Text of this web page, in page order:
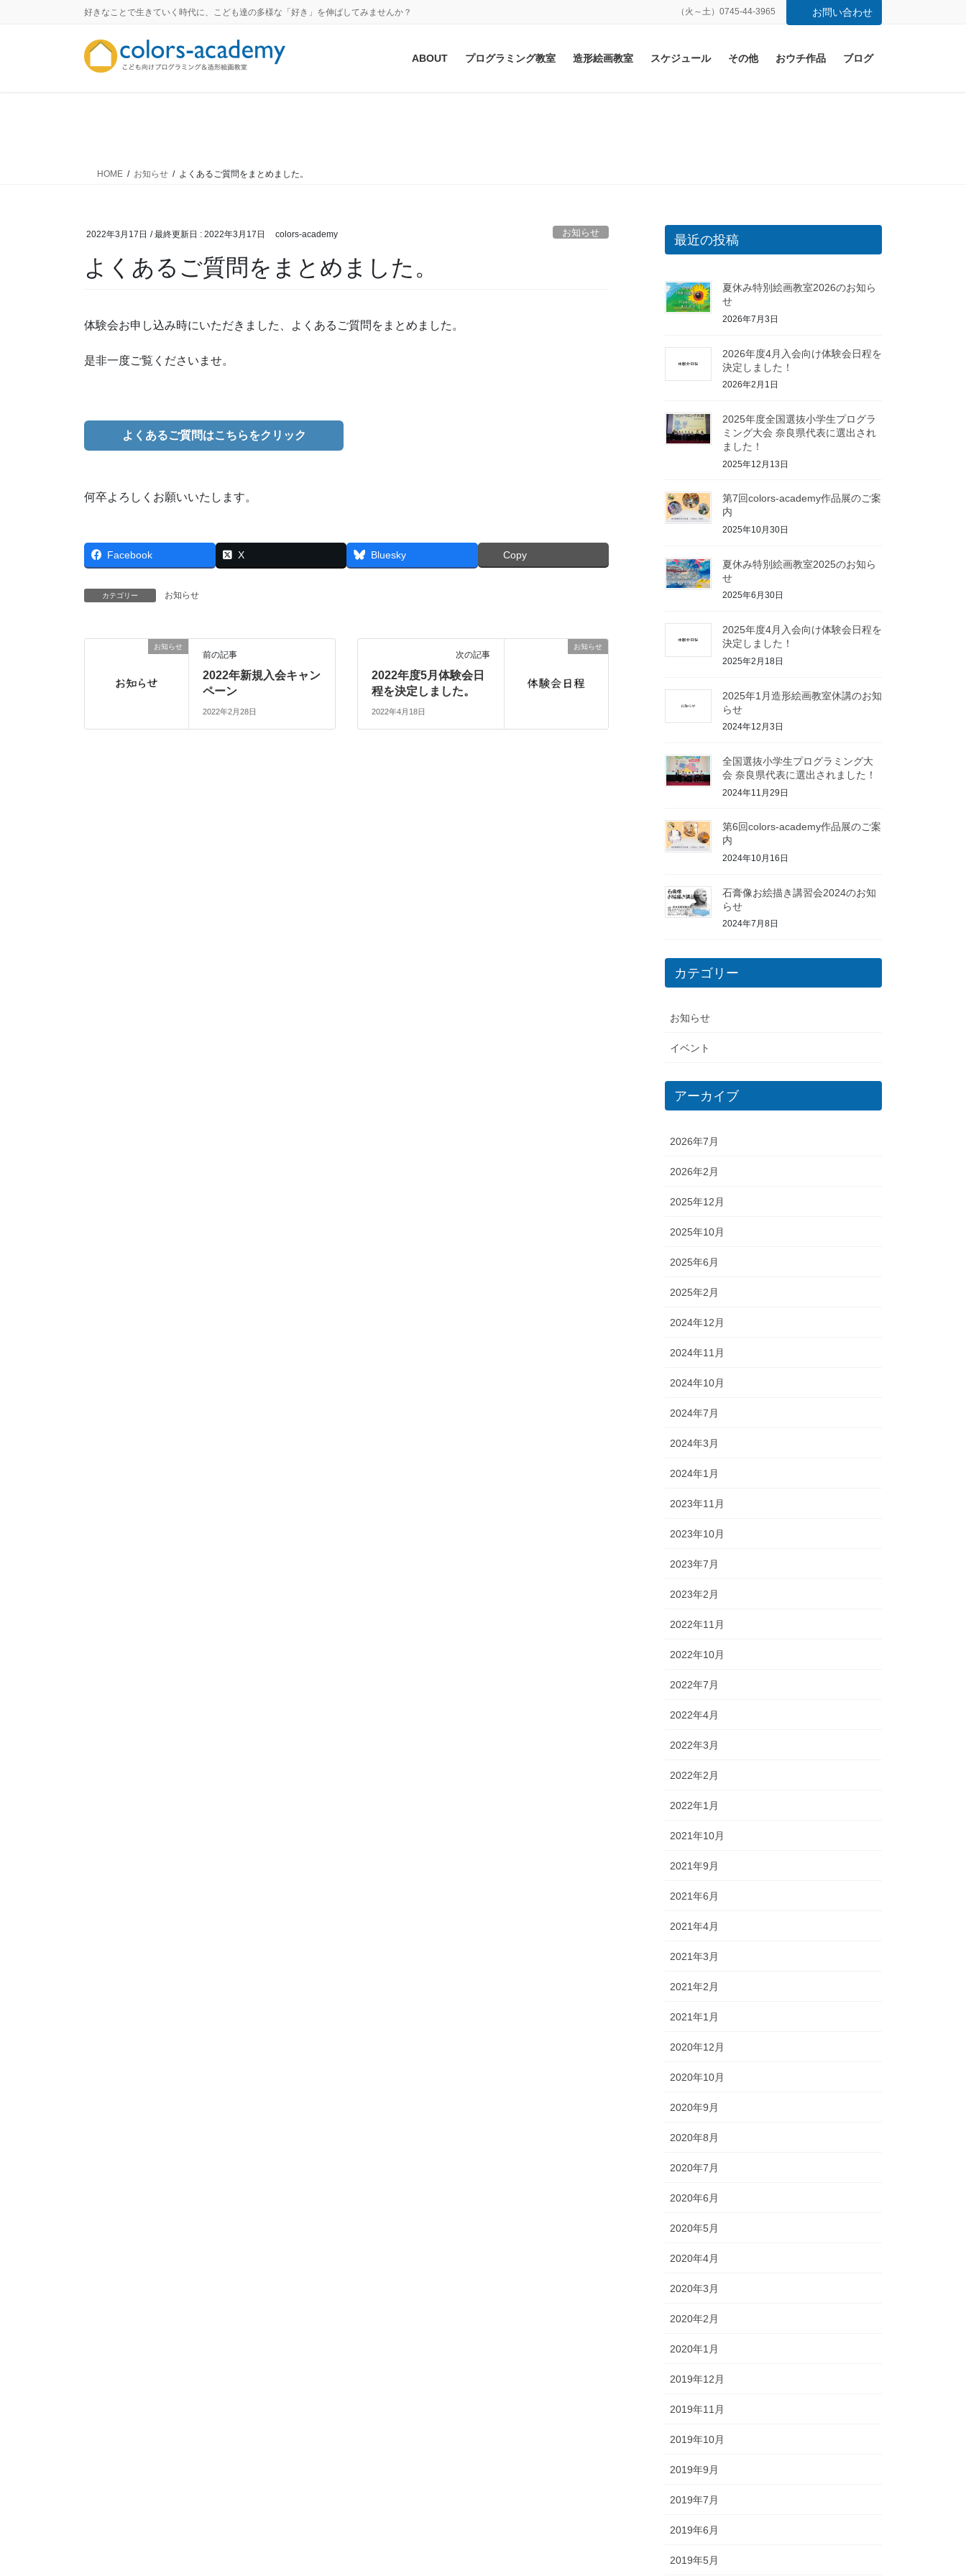
好きなことで生きていく時代に、こども達の多様な「好き」を伸ばしてみませんか？ （火～土）0745-44-3965 お問い合わせ
ABOUT プログラミング教室 造形絵画教室 スケジュール その他 おウチ作品 ブログ
HOME お知らせ よくあるご質問をまとめました。
2022年3月17日 / 最終更新日 : 2022年3月17日 colors-academy お知らせ
よくあるご質問をまとめました。
体験会お申し込み時にいただきました、よくあるご質問をまとめました。
是非一度ご覧くださいませ。
よくあるご質問はこちらをクリック
何卒よろしくお願いいたします。
Facebook X Bluesky Copy
カテゴリー お知らせ
お知らせ
前の記事
2022年新規入会キャン
ペーン
2022年2月28日
お知らせ
次の記事
2022年度5月体験会日
程を決定しました。
2022年4月18日
最近の投稿
夏休み特別絵画教室2026のお知ら
せ
2026年7月3日
2026年度4月入会向け体験会日程を
決定しました！
2026年2月1日
2025年度全国選抜小学生プログラ
ミング大会 奈良県代表に選出され
ました！
2025年12月13日
第7回colors-academy作品展のご案
内
2025年10月30日
夏休み特別絵画教室2025のお知ら
せ
2025年6月30日
2025年度4月入会向け体験会日程を
決定しました！
2025年2月18日
2025年1月造形絵画教室休講のお知
らせ
2024年12月3日
全国選抜小学生プログラミング大
会 奈良県代表に選出されました！
2024年11月29日
第6回colors-academy作品展のご案
内
2024年10月16日
石膏像お絵描き講習会2024のお知
らせ
2024年7月8日
カテゴリー
お知らせ
イベント
アーカイブ
2026年7月
2026年2月
2025年12月
2025年10月
2025年6月
2025年2月
2024年12月
2024年11月
2024年10月
2024年7月
2024年3月
2024年1月
2023年11月
2023年10月
2023年7月
2023年2月
2022年11月
2022年10月
2022年7月
2022年4月
2022年3月
2022年2月
2022年1月
2021年10月
2021年9月
2021年6月
2021年4月
2021年3月
2021年2月
2021年1月
2020年12月
2020年10月
2020年9月
2020年8月
2020年7月
2020年6月
2020年5月
2020年4月
2020年3月
2020年2月
2020年1月
2019年12月
2019年11月
2019年10月
2019年9月
2019年7月
2019年6月
2019年5月